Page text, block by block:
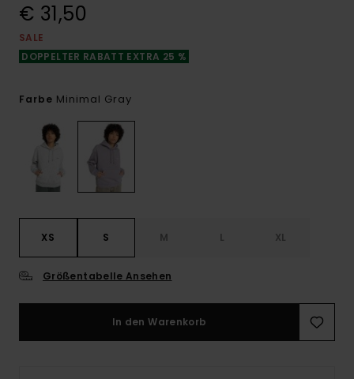
€ 31,50
SALE
DOPPELTER RABATT EXTRA 25 %
Farbe Minimal Gray
XS S M L XL
Größentabelle Ansehen
In den Warenkorb